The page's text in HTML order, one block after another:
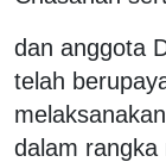
dan anggota
telah
dalam rangka